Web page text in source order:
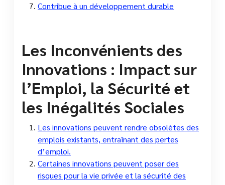
Contribue à un développement durable
Les Inconvénients des
Innovations : Impact sur
l’Emploi, la Sécurité et
les Inégalités Sociales
Les innovations peuvent rendre obsolètes des
emplois existants, entraînant des pertes
d’emploi.
Certaines innovations peuvent poser des
risques pour la vie privée et la sécurité des